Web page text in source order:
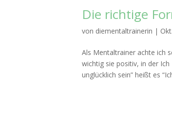
Die richtige
von diementaltrainerin |
Als Mentaltrainer achte ich
wichtig sie positiv, in der
unglücklich sein” heißt es